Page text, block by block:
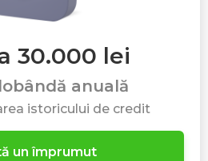
30.000 lei
anuală
istoricului de credit
un împrumut